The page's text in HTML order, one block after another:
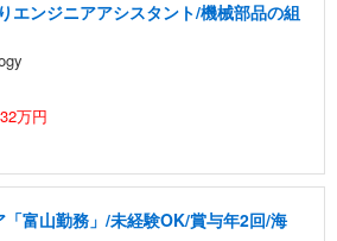
エンジニアアシスタント/機械部品の組
万円
富山勤務」/未経験OK/賞与年2回/海